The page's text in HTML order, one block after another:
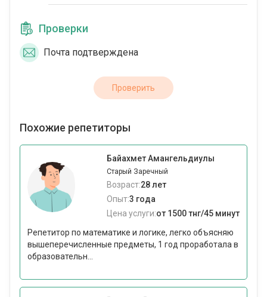
Проверки
Почта подтверждена
Проверить
Похожие репетиторы
Байахмет Амангельдиулы
Старый Заречный
Возраст:28 лет
Опыт:3 года
Цена услуги:от 1500 тнг/45 минут
Репетитор по математике и логике, легко объясняю
вышеперечисленные предметы, 1 год проработала в
образовательн...